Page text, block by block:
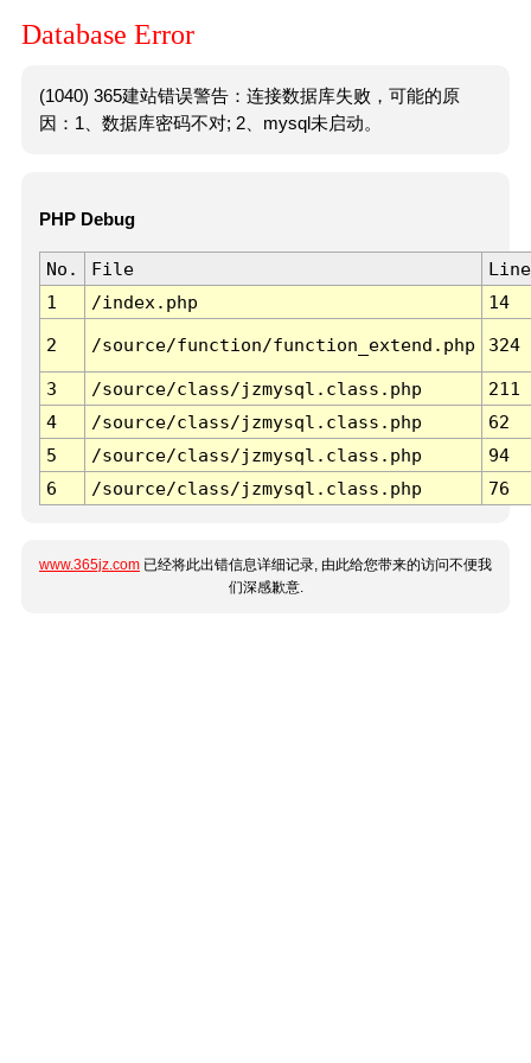
Database Error
(1040) 365建站错误警告：连接数据库失败，可能的原
因：1、数据库密码不对; 2、mysql未启动。
PHP Debug
No. File
Line
1
/index.php 14
2 /source/function/function_extend.php 324
3 /source/class/jzmysql.class.php
211
4
/source/class/jzmysql.class.php
62
5
/source/class/jzmysql.class.php
94
6
/source/class/jzmysql.class.php 76
www.365jz.com 已经将此出错信息详细记录, 由此给您带来的访问不便我
们深感歉意.